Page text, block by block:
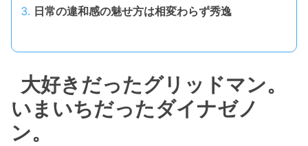
日常の違和感の魅せ方は相変わらず秀逸
大好きだったグリッドマン。
いまいちだったダイナゼノ
ン。